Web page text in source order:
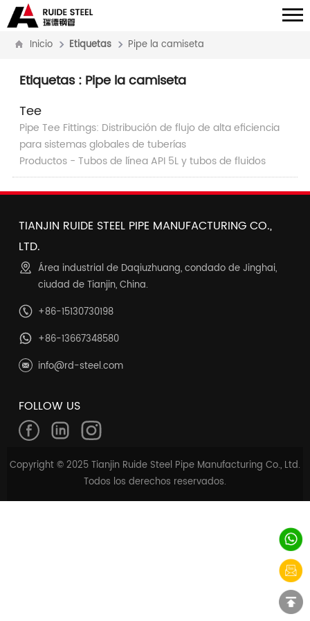
Inicio Etiquetas Pipe la camiseta
Etiquetas: Pipe la camiseta
Tee
Pipe Tee Fittings: Distribución de flujo de alta eficiencia
para sistemas globales de tuberías
Productos - Tubos de línea API 5L y tubos de fluidos
TIANJIN RUIDE STEEL PIPE MANUFACTURING CO.,
LTD.
Área industrial de Daqiuzhuang, condado de Jinghai,
ciudad de Tianjin, China.
+86-15130730198
+86-13667348580
info@rd-steel.com
FOLLOW US
Copyright © 2025 Tianjin Ruide Steel Pipe Manufacturing Co., Ltd.
Todos los derechos reservados.